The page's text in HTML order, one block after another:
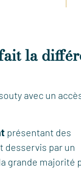
la
avec un
présentant des
desservis par un
grande majorité